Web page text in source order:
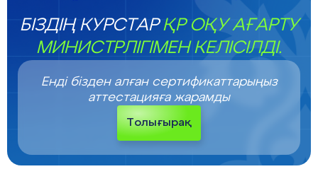
БІЗДІҢ КУРСТАРҚР ОҚУ АҒАРТУ
МИНИСТРЛІГІМЕН КЕЛІСІЛДІ.
Енді бізден алған сертификаттарыңыз
аттестацияға жарамды
Толығырақ